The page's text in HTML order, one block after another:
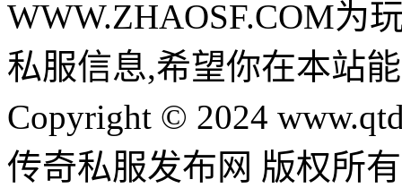
WWW.ZHAOSF.COM为
私服信息,希望你在本站
Copyright © 2024
传奇私服发布网 版权所有